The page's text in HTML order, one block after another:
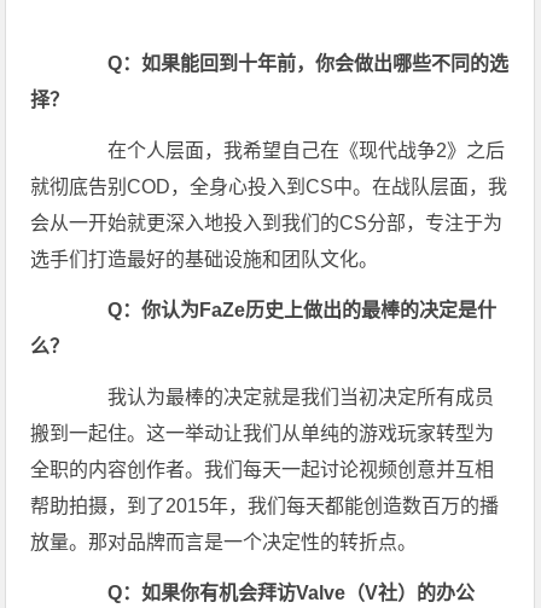
Q：如果能回到十年前，你会做出哪些不同的选
择？
在个人层面，我希望自己在《现代战争2》之后
就彻底告别COD，全身心投入到CS中。在战队层面，我
会从一开始就更深入地投入到我们的CS分部，专注于为
选手们打造最好的基础设施和团队文化。
Q：你认为FaZe历史上做出的最棒的决定是什
么？
我认为最棒的决定就是我们当初决定所有成员
搬到一起住。这一举动让我们从单纯的游戏玩家转型为
全职的内容创作者。我们每天一起讨论视频创意并互相
帮助拍摄，到了2015年，我们每天都能创造数百万的播
放量。那对品牌而言是一个决定性的转折点。
Q：如果你有机会拜访Valve（V社）的办公